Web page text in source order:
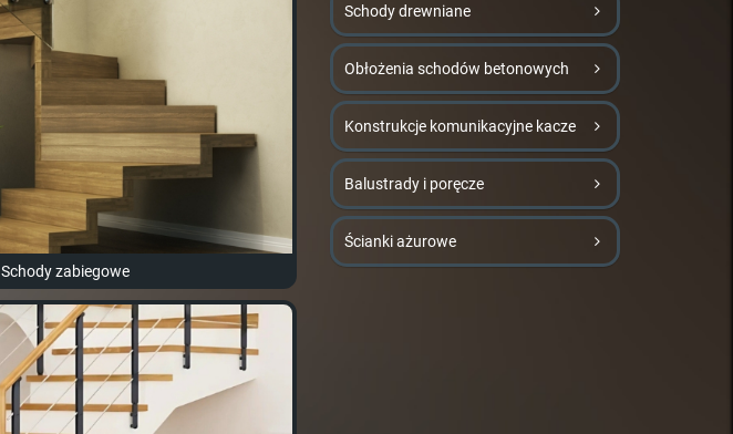
Schody zabiegowe
Schody drewniane
Obłożenia schodów betonowych
Konstrukcje komunikacyjne kacze
Balustrady i poręcze
Ścianki ażurowe